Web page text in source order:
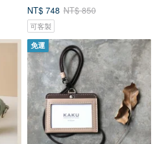
NT$ 748 NT$ 850
可客製
免運